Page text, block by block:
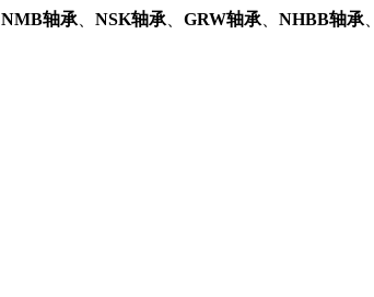
NMB轴承 NSK轴承 GRW轴承 NHBB轴承